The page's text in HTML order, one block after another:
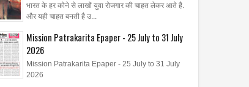
भारत के हर कोने से लाखों युवा रोजगार की चाहत लेकर आते है.
और यही चाहत बनती है उ...
Mission Patrakarita Epaper - 25 July to 31 July
2026
Mission Patrakarita Epaper - 25 July to 31 July
2026